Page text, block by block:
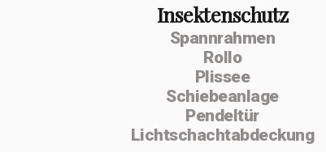
Insektenschutz
Spannrahmen
Rollo
Plissee
Schiebeanlage
Pendeltür
Lichtschachtabdeckung